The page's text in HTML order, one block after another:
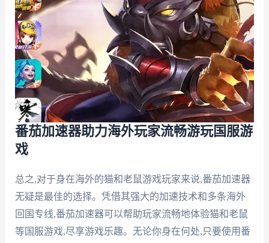
番茄加速器助力海外玩家流畅游玩国服游
戏
总之,对于身在海外的猫和老鼠游戏玩家来说,番茄加速器
无疑是最佳的选择。凭借其强大的加速技术和多条海外
回国专线,番茄加速器可以帮助玩家流畅地体验猫和老鼠
等国服游戏,尽享游戏乐趣。无论你身在何处,只要使用番